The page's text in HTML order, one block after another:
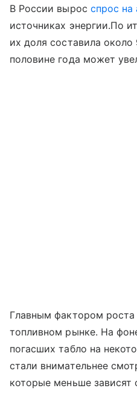
В России вырос спрос на
источниках энергии.По
их доля составила около
половине года может
Главным фактором
топливном рынке. На
погасших табло на
стали внимательнее
которые меньше зависят